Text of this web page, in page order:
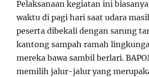
Pelaksanaan kegiatan ini
waktu di pagi hari saat udara
peserta dibekali dengan sarung
kantong sampah ramah
mereka bawa sambil berlari.
memilih jalur-jalur yang